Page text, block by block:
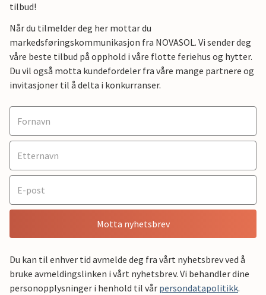
tilbud!
Når du tilmelder deg her mottar du
markedsføringskommunikasjon fra NOVASOL. Vi sender deg
våre beste tilbud på opphold i våre flotte feriehus og hytter.
Du vil også motta kundefordeler fra våre mange partnere og
invitasjoner til å delta i konkurranser.
Motta nyhetsbrev
Du kan til enhver tid avmelde deg fra vårt nyhetsbrev ved å
bruke avmeldingslinken i vårt nyhetsbrev. Vi behandler dine
personopplysninger i henhold til vår persondatapolitikk.